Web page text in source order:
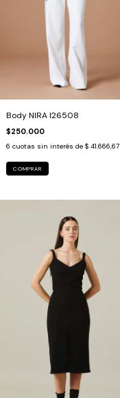
Body NIRA I26508
$250.000
6 cuotas sin interés de $ 41.666,67
COMPRAR